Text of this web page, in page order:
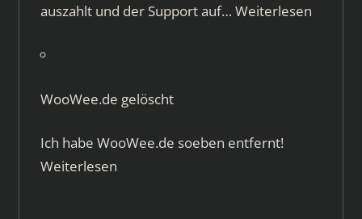
auszahlt und der Support auf… Weiterlesen
WooWee.de gelöscht
Ich habe WooWee.de soeben entfernt!
Weiterlesen